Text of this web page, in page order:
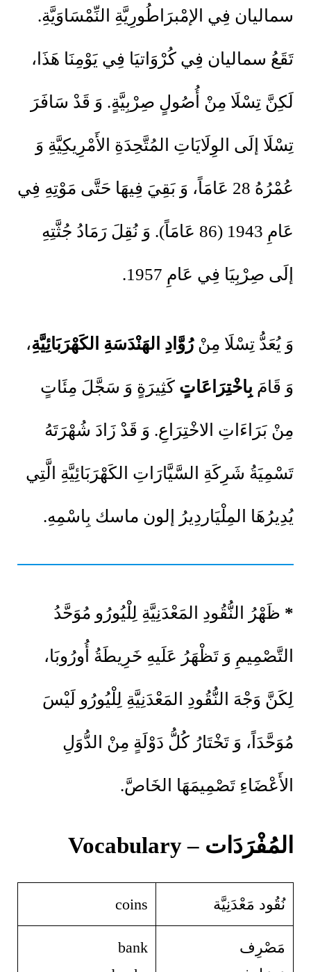
سماليان فِي الإمْبرَاطُورِيَّةِ النِّمْسَاوَيَّةِ.
تَقَعُ سماليان فِي كُرْوَاتيَا فِي يَوْمِنَا هَذَا،
لَكِنَّ تِسْلَا مِنْ أُصُولٍ صِرْبِيَّةٍ. وَ قَدْ سَافَرَ
تِسْلَا إلَى الوِلَايَاتِ المُتَّحِدَةِ الأَمْرِيكِيَّةِ وَ
عُمْرُهُ 28 عَامَاً، وَ بَقِيَ فِيهَا حَتَّى مَوْتِهِ فِي
عَامِ 1943 (86 عَامَاً). وَ نُقِلَ رَمَادُ جُثَّتِهِ
إلَى صِرْبِيَا فِي عَامِ 1957.
وَ يُعَدُّ تِسْلَا مِنْرُوَّادِ الهَنْدَسَةِ الكَهْرَبَائِيَّةِ،
وَ قَامَ بِاخْتِرَاعَاتٍ كَثِيرَةٍ وَ سَجَّلَ مِئَاتٍ
مِنْ بَرَاءَاتِ الاخْتِرَاعِ. وَ قَدْ زَادَ شُهْرَتَهُ
تَسْمِيَةُ شَرِكَةِ السَّيَّارَاتِ الكَهْرَبَائِيَّةِ الَّتِي
يُدِيرُهَا المِلْيَاردِيرُ إلون ماسك بِاسْمِهِ.
* ظَهْرُ النُّقُودِ المَعْدَنِيَّةِ لِلْيُورُو مُوَحَّدُ
التَّصْمِيمِ وَ تَظْهَرُ عَلَيهِ خَرِيطَةُ أُورُوبَا،
لِكَنَّ وَجْهَ النُّقُودِ المَعْدَنِيَّةِ لِلْيُورُو لَيْسَ
مُوَحَّدَاً، وَ تَخْتَارُ كُلُّ دَوْلَةٍ مِنْ الدُّوَلِ
الأَعْضَاءِ تَصْمِيمَهَا الخَاصَّ.
المُفْرَدَات – Vocabulary
نُقُود مَعْدَنِيَّة coins
مَصْرِف
bank